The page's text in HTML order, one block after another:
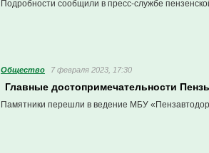
Подробности сообщили в пресс-службе
Общество 7 февраля 2023, 17:30
Главные достопримечательности
Памятники перешли в ведение МБУ